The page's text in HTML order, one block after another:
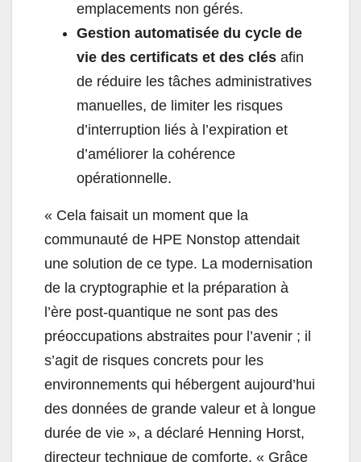
emplacements non gérés.
Gestion automatisée du cycle de
vie des certificats et des clés afin
de réduire les tâches administratives
manuelles, de limiter les risques
d’interruption liés à l’expiration et
d’améliorer la cohérence
opérationnelle.
« Cela faisait un moment que la
communauté de HPE Nonstop attendait
une solution de ce type. La modernisation
de la cryptographie et la préparation à
l’ère post-quantique ne sont pas des
préoccupations abstraites pour l’avenir ; il
s’agit de risques concrets pour les
environnements qui hébergent aujourd’hui
des données de grande valeur et à longue
durée de vie », a déclaré Henning Horst,
directeur technique de comforte. « Grâce